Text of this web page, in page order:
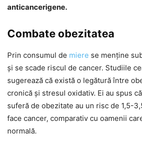
anticancerigene.
Combate obezitatea
Prin consumul de miere se menține
și se scade riscul de cancer. Studiile
sugerează că există o legătură între
cronică și stresul oxidativ. Ei au spus
suferă de obezitate au un risc de 1,5-
face cancer, comparativ cu oamenii
normală.